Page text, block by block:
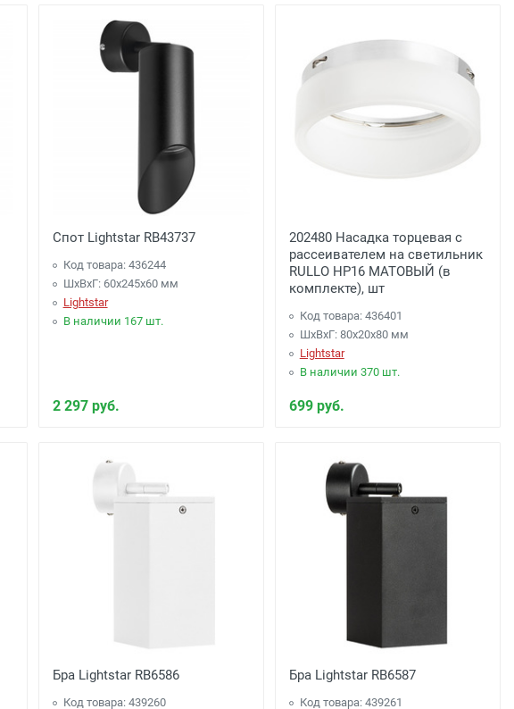
Спот Lightstar RB43737
Код товара: 436244
ШхВхГ: 60x245x60 мм
Lightstar
В наличии 167 шт.
2 297 руб.
202480 Насадка торцевая с
рассеивателем на светильник
RULLO HP16 МАТОВЫЙ (в
комплекте), шт
Код товара: 436401
ШхВхГ: 80x20x80 мм
Lightstar
В наличии 370 шт.
699 руб.
Бра Lightstar RB6586
Код товара: 439260
Бра Lightstar RB6587
Код товара: 439261